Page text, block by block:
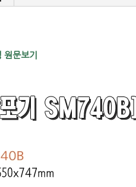
원문보기